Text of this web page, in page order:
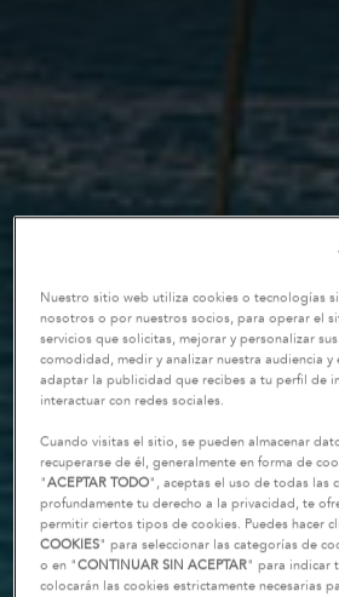
Nuestro sitio web utiliza cookies o tecnologías
nosotros o por nuestros socios, para operar el
servicios que solicitas, mejorar y personalizar
comodidad, medir y analizar nuestra audiencia
adaptar la publicidad que recibes a tu perfil de
interactuar con redes sociales.
Cuando visitas el sitio, se pueden almacenar
recuperarse de él, generalmente en forma de
"ACEPTAR TODO", aceptas el uso de todas las
profundamente tu derecho a la privacidad, te
permitir ciertos tipos de cookies. Puedes hacer
COOKIES" para seleccionar las categorías de
o en "CONTINUAR SIN ACEPTAR" para indicar
colocarán las cookies estrictamente necesarias